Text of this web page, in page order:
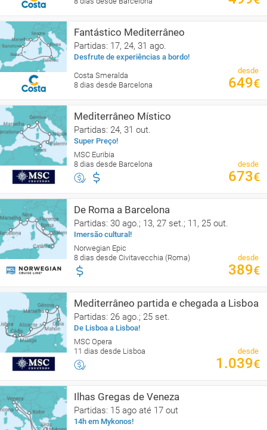
Fantástico Mediterrâneo
Partidas: 17, 24, 31 ago.
Desfrute de experiências a bordo!
Costa Smeralda
8 dias desde Barcelona
desde
649€
Mediterrâneo Místico
Partidas: 24, 31 out.
Super Preço!
MSC Euribia
8 dias desde Barcelona
desde
673€
De Roma a Barcelona
Partidas: 30 ago.; 13, 27 set.; 11, 25 out.
Imersão cultural!
Norwegian Epic
8 dias desde Civitavecchia (Roma)
desde
389€
Mediterrâneo partida e chegada a Lisboa
Partidas: 26 ago.; 25 set.
De Lisboa a Lisboa!
MSC Opera
11 dias desde Lisboa
desde
1.039€
Ilhas Gregas de Veneza
Partidas: 15 ago até 17 out
14h em Mykonos!